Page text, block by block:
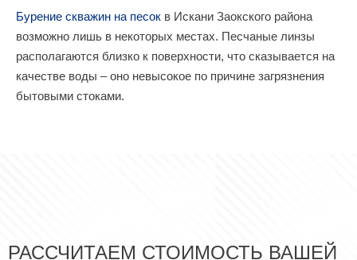
Бурение скважин на песок в Искани Заокского района
возможно лишь в некоторых местах. Песчаные линзы
располагаются близко к поверхности, что сказывается на
качестве воды – оно невысокое по причине загрязнения
бытовыми стоками.
РАССЧИТАЕМ СТОИМОСТЬ ВАШЕЙ